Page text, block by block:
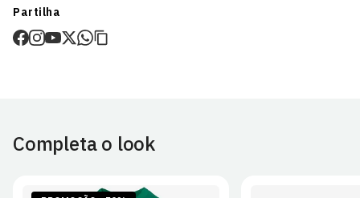
Prazo estimado de entrega varia consoante o destino e método
de envio.
Artigos personalizados não podem ser devolvidos.
Partilha
Completa o look